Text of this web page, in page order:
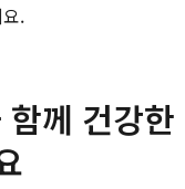
.
께 건강한